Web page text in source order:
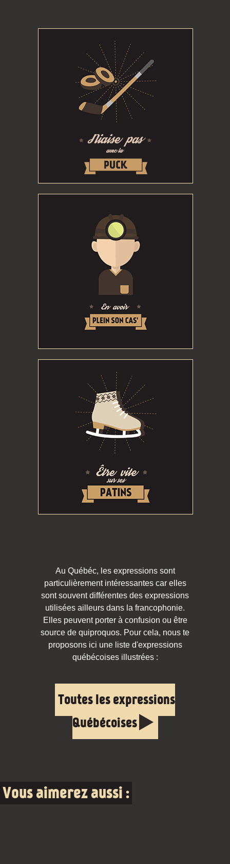
Au Québéc, les expressions sont
particulièrement intéressantes car elles
sont souvent différentes des expressions
utilisées ailleurs dans la francophonie.
Elles peuvent porter à confusion ou être
source de quiproquos. Pour cela, nous te
proposons ici une liste d'expressions
québécoises illustrées :
Toutes les expressions
Québécoises
Vous aimerez aussi :